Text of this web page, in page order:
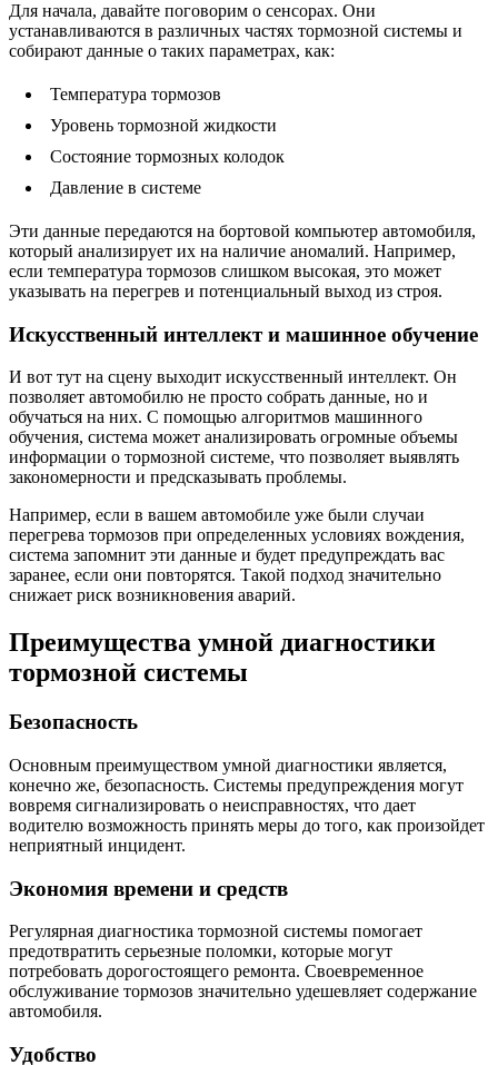
Для начала, давайте поговорим о сенсорах. Они
устанавливаются в различных частях тормозной системы и
собирают данные о таких параметрах, как:
Температура тормозов
Уровень тормозной жидкости
Состояние тормозных колодок
Давление в системе
Эти данные передаются на бортовой компьютер автомобиля,
который анализирует их на наличие аномалий. Например,
если температура тормозов слишком высокая, это может
указывать на перегрев и потенциальный выход из строя.
Искусственный интеллект и машинное обучение
И вот тут на сцену выходит искусственный интеллект. Он
позволяет автомобилю не просто собрать данные, но и
обучаться на них. С помощью алгоритмов машинного
обучения, система может анализировать огромные объемы
информации о тормозной системе, что позволяет выявлять
закономерности и предсказывать проблемы.
Например, если в вашем автомобиле уже были случаи
перегрева тормозов при определенных условиях вождения,
система запомнит эти данные и будет предупреждать вас
заранее, если они повторятся. Такой подход значительно
снижает риск возникновения аварий.
Преимущества умной диагностики
тормозной системы
Безопасность
Основным преимуществом умной диагностики является,
конечно же, безопасность. Системы предупреждения могут
вовремя сигнализировать о неисправностях, что дает
водителю возможность принять меры до того, как произойдет
неприятный инцидент.
Экономия времени и средств
Регулярная диагностика тормозной системы помогает
предотвратить серьезные поломки, которые могут
потребовать дорогостоящего ремонта. Своевременное
обслуживание тормозов значительно удешевляет содержание
автомобиля.
Удобство